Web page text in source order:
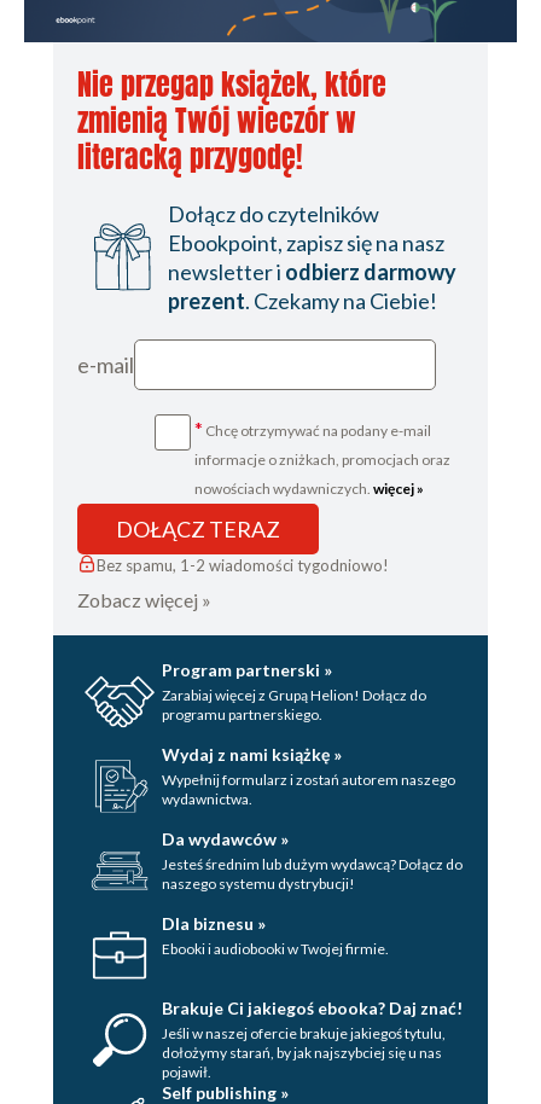
Nie przegap książek, które
zmienią Twój wieczór w
literacką przygodę!
Dołącz do czytelników
Ebookpoint, zapisz się na nasz
newsletter i odbierz darmowy
prezent. Czekamy na Ciebie!
e-mail
* Chcę otrzymywać na podany e-mail
informacje o zniżkach, promocjach oraz
nowościach wydawniczych. więcej »
DOŁĄCZ TERAZ
Bez spamu, 1-2 wiadomości tygodniowo!
Zobacz więcej »
Program partnerski »
Zarabiaj więcej z Grupą Helion! Dołącz do
programu partnerskiego.
Wydaj z nami książkę »
Wypełnij formularz i zostań autorem naszego
wydawnictwa.
Da wydawców »
Jesteś średnim lub dużym wydawcą? Dołącz do
naszego systemu dystrybucji!
Dla biznesu »
Ebooki i audiobooki w Twojej firmie.
Brakuje Ci jakiegoś ebooka? Daj znać!
Jeśli w naszej ofercie brakuje jakiegoś tytulu,
dołożymy starań, by jak najszybciej się u nas
pojawił.
Self publishing »